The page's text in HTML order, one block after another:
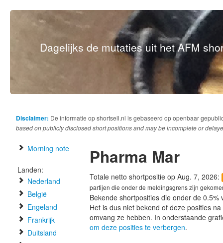
Dagelijks de mutaties uit het AFM
Disclaimer: De informatie op shortsell.nl is gebaseerd op openbaar
based on publicly disclosed short positions and may be incomplete or
Morning note
Landen:
Nederland
België
Engeland
Frankrijk
Duitsland
Pharma Mar
Totale netto shortpositie op Aug. 7, 2026:
partijen die onder de meldingsgrens zijn
Bekende shortposities die onder de
Het is dus niet bekend of deze posities
omvang ze hebben. In onderstaande
om deze posities te verbergen.